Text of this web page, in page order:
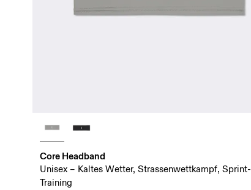
Core Headband
Unisex – Kaltes Wetter, Strassenwettkampf, Sprint-
Training